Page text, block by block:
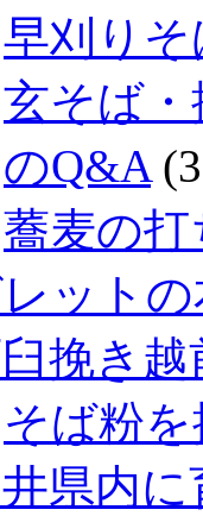
早刈り
玄そば
のQ&A
蕎麦の
ット
挽き
そば粉
県内